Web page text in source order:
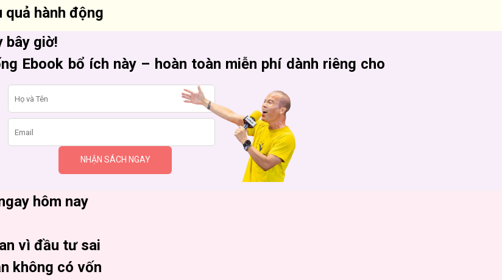
quả hành động
bây giờ!
Ebook bổ ích này – hoàn toàn miễn phí dành riêng cho
NHẬN SÁCH NGAY
hôm nay
vì đầu tư sai
không có vốn